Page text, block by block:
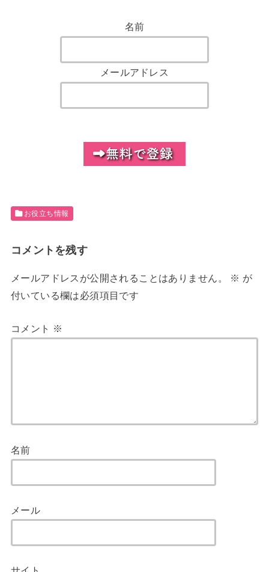
名前
メールアドレス
お役立ち情報
コメントを残す
メールアドレスが公開されることはありません。 ※ が
付いている欄は必須項目です
コメント ※
名前
メール